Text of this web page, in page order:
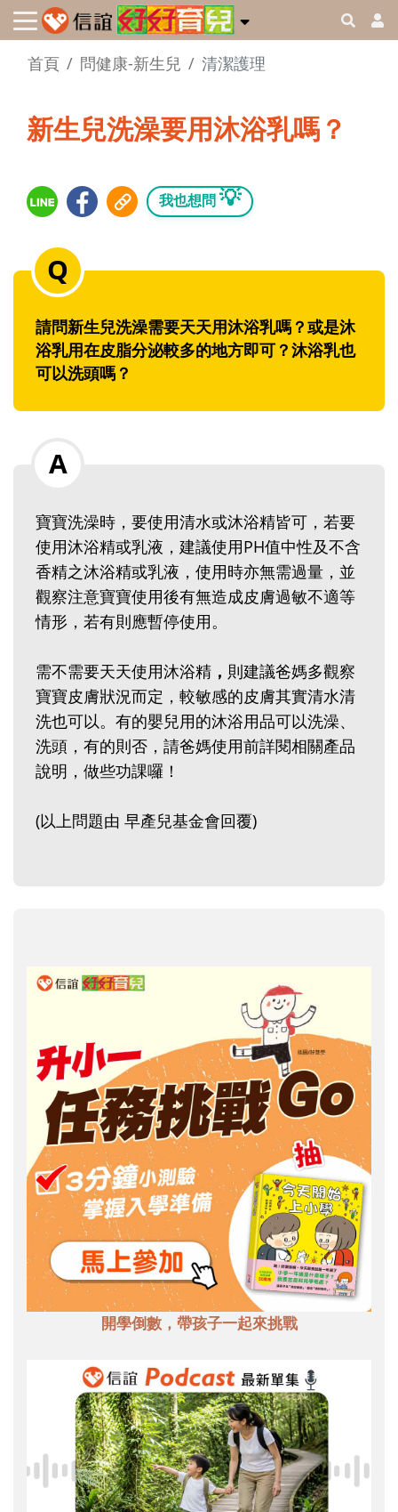
首頁 問健康-新生兒 清潔護理
新生兒洗澡要用沐浴乳嗎？
我也想問 💡
請問新生兒洗澡需要天天用沐浴乳嗎？或是沐
浴乳用在皮脂分泌較多的地方即可？沐浴乳也
可以洗頭嗎？
寶寶洗澡時，要使用清水或沐浴精皆可，若要
使用沐浴精或乳液，建議使用PH值中性及不含
香精之沐浴精或乳液，使用時亦無需過量，並
觀察注意寶寶使用後有無造成皮膚過敏不適等
情形，若有則應暫停使用。
需不需要天天使用沐浴精 ， 則建議爸媽多觀察
寶寶皮膚狀況而定，較敏感的皮膚其實清水清
洗也可以。有的嬰兒用的沐浴用品可以洗澡、
洗頭，有的則否，請爸媽使用前詳閱相關產品
說明，做些功課囉！
(以上問題由 早產兒基金會回覆)
開學倒數，帶孩子一起來挑戰